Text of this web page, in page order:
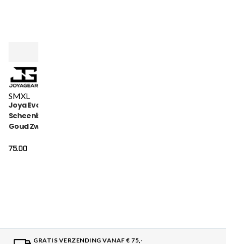
SMXL
Joya Evolution
Scheenbeschermers
Goud Zwart
75.00
GRATIS VERZENDING VANAF € 75,-